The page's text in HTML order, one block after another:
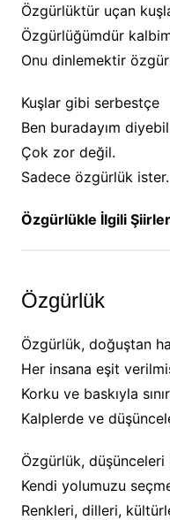
Özgürlüktür uçan
Özgürlüğümdür
Onu dinlemektir
Kuşlar gibi serbestçe
Ben buradayım
Çok zor değil.
Sadece özgürlük ister.
Özgürlükle İlgili Şiirler
Özgürlük
Özgürlük, doğuştan
Her insana eşit
Korku ve baskıyla
Kalplerde ve
Özgürlük,
Kendi yolumuzu
Renkleri, dilleri,